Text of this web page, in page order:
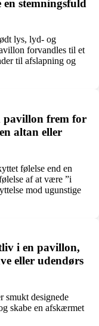
stemningsfuld
lys, lyd- og
forvandles til et
til afslapning og
pavillon frem for
altan eller
følelse end en
af at være ”i
mod ugunstige
i en pavillon,
eller udendørs
smukt designede
skabe en afskærmet